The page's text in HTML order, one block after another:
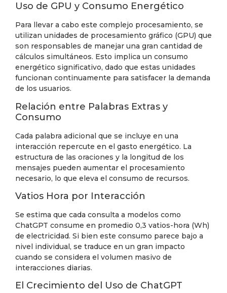
Uso de GPU y Consumo Energético
Para llevar a cabo este complejo procesamiento, se
utilizan unidades de procesamiento gráfico (GPU) que
son responsables de manejar una gran cantidad de
cálculos simultáneos. Esto implica un consumo
energético significativo, dado que estas unidades
funcionan continuamente para satisfacer la demanda
de los usuarios.
Relación entre Palabras Extras y
Consumo
Cada palabra adicional que se incluye en una
interacción repercute en el gasto energético. La
estructura de las oraciones y la longitud de los
mensajes pueden aumentar el procesamiento
necesario, lo que eleva el consumo de recursos.
Vatios Hora por Interacción
Se estima que cada consulta a modelos como
ChatGPT consume en promedio 0,3 vatios-hora (Wh)
de electricidad. Si bien este consumo parece bajo a
nivel individual, se traduce en un gran impacto
cuando se considera el volumen masivo de
interacciones diarias.
El Crecimiento del Uso de ChatGPT